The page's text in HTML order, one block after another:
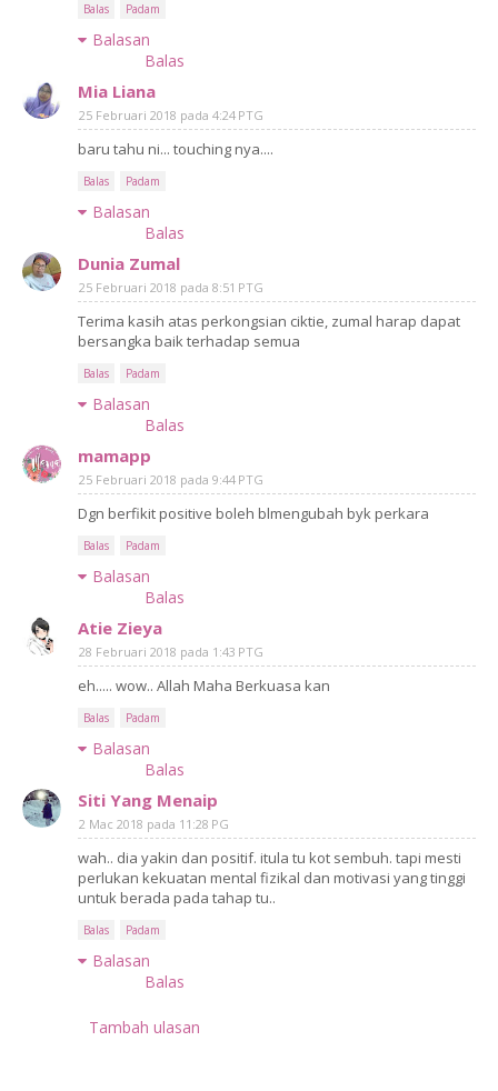
Balas Padam
Balasan
Balas
Mia Liana
25 Februari 2018 pada 4:24 PTG
baru tahu ni... touching nya....
Balas Padam
Balasan
Balas
Dunia Zumal
25 Februari 2018 pada 8:51 PTG
Terima kasih atas perkongsian ciktie, zumal harap dapat
bersangka baik terhadap semua
Balas Padam
Balasan
Balas
mamapp
25 Februari 2018 pada 9:44 PTG
Dgn berfikit positive boleh blmengubah byk perkara
Balas Padam
Balasan
Balas
Atie Zieya
28 Februari 2018 pada 1:43 PTG
eh..... wow.. Allah Maha Berkuasa kan
Balas Padam
Balasan
Balas
Siti Yang Menaip
2 Mac 2018 pada 11:28 PG
wah.. dia yakin dan positif. itula tu kot sembuh. tapi mesti
perlukan kekuatan mental fizikal dan motivasi yang tinggi
untuk berada pada tahap tu..
Balas Padam
Balasan
Balas
Tambah ulasan